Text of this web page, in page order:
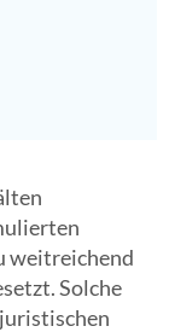
weitreichend
Solche